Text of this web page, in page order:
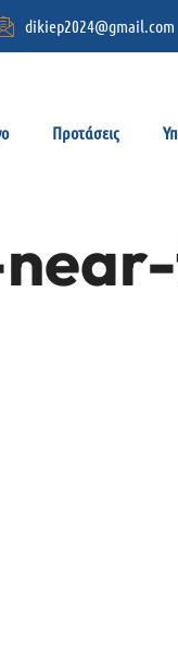
dikiep2024@gmail.com
Προτάσεις